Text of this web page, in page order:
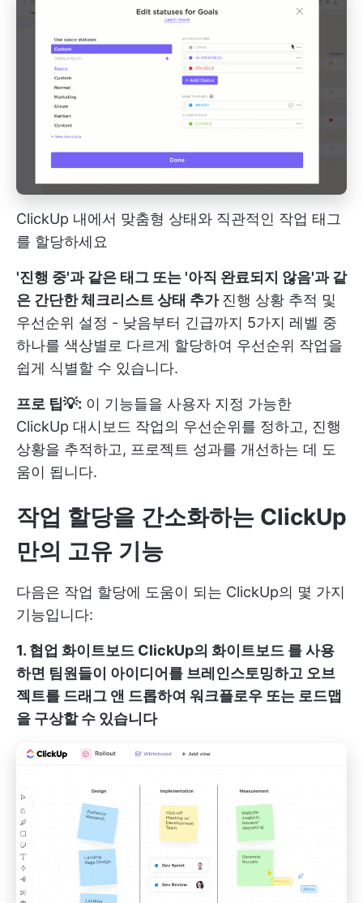
ClickUp 내에서 맞춤형 상태와 직관적인 작업 태그
를 할당하세요
'진행 중'과 같은 태그 또는 '아직 완료되지 않음'과 같
은 간단한 체크리스트 상태 추가진행 상황 추적 및
우선순위 설정 - 낮음부터 긴급까지 5가지 레벨 중
하나를 색상별로 다르게 할당하여 우선순위 작업을
쉽게 식별할 수 있습니다.
프로 팁💡: 이 기능들을 사용자 지정 가능한
ClickUp 대시보드 작업의 우선순위를 정하고, 진행
상황을 추적하고, 프로젝트 성과를 개선하는 데 도
움이 됩니다.
작업 할당을 간소화하는 ClickUp
만의 고유 기능
다음은 작업 할당에 도움이 되는 ClickUp의 몇 가지
기능입니다:
1. 협업 화이트보드 ClickUp의 화이트보드 를 사용
하면 팀원들이 아이디어를 브레인스토밍하고 오브
젝트를 드래그 앤 드롭하여 워크플로우 또는 로드맵
을 구상할 수 있습니다